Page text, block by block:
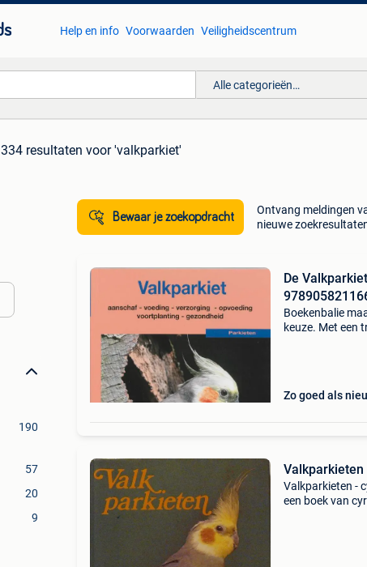
Help en info Voorwaarden Veiligheidscentrum
Alle categorieën…
334 resultaten voor 'valkparkiet'
190
57
20
9
Bewaar je zoekopdracht
Ontvang meldingen
nieuwe
De
Boekenbalie
keuze. Met een
Zo goed als
Valkparkieten
Valkparkieten -
een boek van